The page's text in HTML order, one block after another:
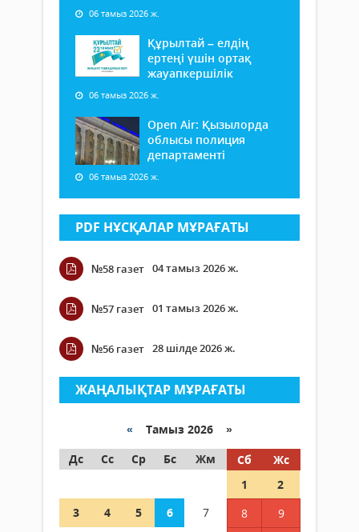
06 тамыз 2026 ж.
Құрылтай – елдің
ертеңі үшін ортақ
жауапкершілік
06 тамыз 2026 ж.
Open Air: Қызылорда
облысы полиция
департаменті
06 тамыз 2026 ж.
PDF НҰСҚАЛАР МҰРАҒАТЫ
№58 газет 04 тамыз 2026 ж.
№57 газет 01 тамыз 2026 ж.
№56 газет 28 шілде 2026 ж.
ЖАҢАЛЫҚТАР МҰРАҒАТЫ
« Тамыз 2026 »
Дс
Сс Ср Бс Жм Сб
Жс
1
2
3
4 5 6 7 8
9